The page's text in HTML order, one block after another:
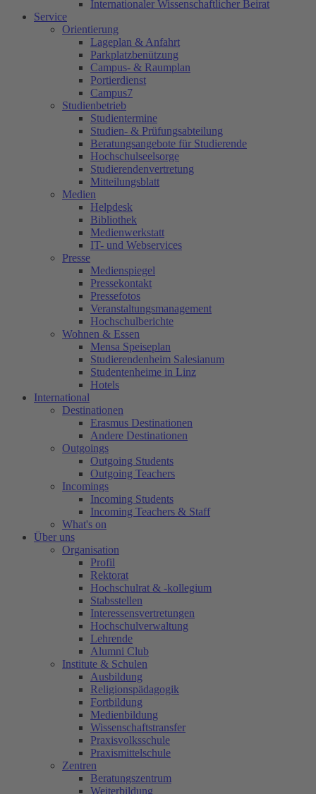
Internationaler Wissenschaftlicher Beirat
Service
Orientierung
Lageplan & Anfahrt
Parkplatzbenützung
Campus- & Raumplan
Portierdienst
Campus7
Studienbetrieb
Studientermine
Studien- & Prüfungsabteilung
Beratungsangebote für Studierende
Hochschulseelsorge
Studierendenvertretung
Mitteilungsblatt
Medien
Helpdesk
Bibliothek
Medienwerkstatt
IT- und Webservices
Presse
Medienspiegel
Pressekontakt
Pressefotos
Veranstaltungsmanagement
Hochschulberichte
Wohnen & Essen
Mensa Speiseplan
Studierendenheim Salesianum
Studentenheime in Linz
Hotels
International
Destinationen
Erasmus Destinationen
Andere Destinationen
Outgoings
Outgoing Students
Outgoing Teachers
Incomings
Incoming Students
Incoming Teachers & Staff
What's on
Über uns
Organisation
Profil
Rektorat
Hochschulrat & -kollegium
Stabsstellen
Interessensvertretungen
Hochschulverwaltung
Lehrende
Alumni Club
Institute & Schulen
Ausbildung
Religionspädagogik
Fortbildung
Medienbildung
Wissenschaftstransfer
Praxisvolksschule
Praxismittelschule
Zentren
Beratungszentrum
Weiterbildung